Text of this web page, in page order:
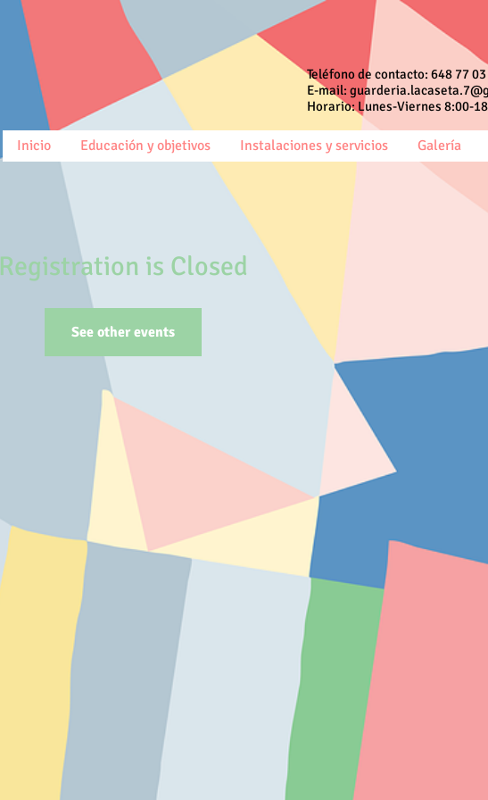
Teléfono de contacto: 648 77
E-mail:
Horario: Lunes-Viernes 8:00-
Inicio Educación y objetivos Instalaciones y servicios Galería
Registration is Closed
See other events